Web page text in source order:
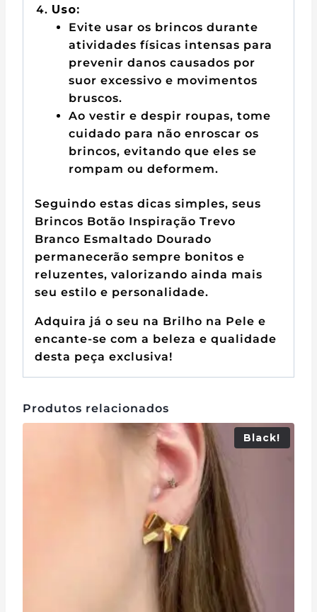
Uso:
Evite usar os brincos durante
atividades físicas intensas para
prevenir danos causados por
suor excessivo e movimentos
bruscos.
Ao vestir e despir roupas, tome
cuidado para não enroscar os
brincos, evitando que eles se
rompam ou deformem.
Seguindo estas dicas simples, seus
Brincos Botão Inspiração Trevo
Branco Esmaltado Dourado
permanecerão sempre bonitos e
reluzentes, valorizando ainda mais
seu estilo e personalidade.
Adquira já o seu na Brilho na Pele e
encante-se com a beleza e qualidade
desta peça exclusiva!
Produtos relacionados
Black!